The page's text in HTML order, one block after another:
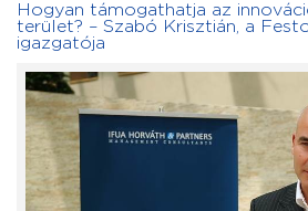
Hogyan támogathatja az
terület? – Szabó Krisztián, a
igazgatója